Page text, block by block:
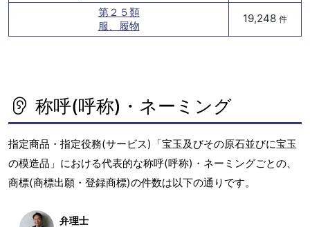
第２５類
服、履物
19,248 件
称呼(呼称)・ネーミング
指定商品・指定役務(サービス)「宝玉及びその原石並びに宝玉
の模造品」における代表的な称呼(呼称)・ネーミングごとの、
商標(商標出願・登録商標)の件数は以下の通りです。
弁理士